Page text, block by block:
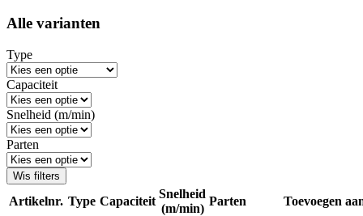
Alle varianten
Type
Capaciteit
Snelheid (m/min)
Parten
Wis filters
Artikelnr. Type Capaciteit
Snelheid
(m/min)
Parten Toevoegen